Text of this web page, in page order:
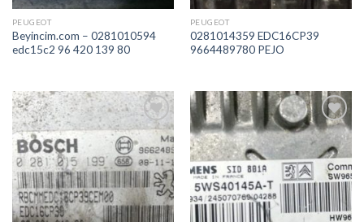
PEUGEOT
Beyincim.com – 0281010594
edc15c2 96 420 139 80
PEUGEOT
0281014359 EDC16CP39
9664489780 PEJO
İstek
Listeme
Ekle
İstek
Listeme
Ekle